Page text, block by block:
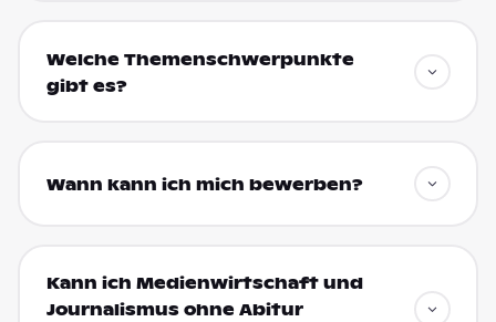
Welche Themenschwerpunkte
gibt es?
Wann kann ich mich bewerben?
Kann ich Medienwirtschaft und
Journalismus ohne Abitur